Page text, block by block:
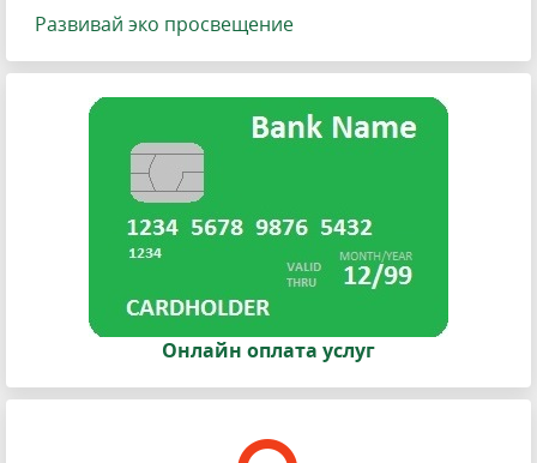
Развивай эко просвещение
Онлайн оплата услуг